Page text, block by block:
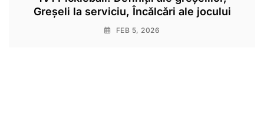
Greșeli la serviciu, Încălcări ale jocului
FEB 5, 2026